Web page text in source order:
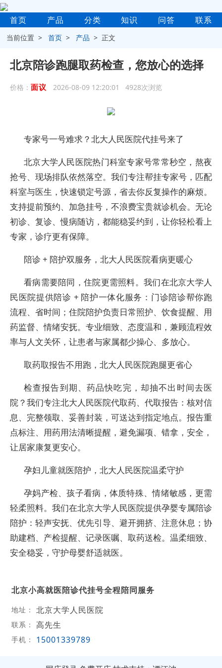
首页 产品 分类 知识 问答 联系
当前位置 >首页 > 产品 > 正文
北京陪诊跑腿取药检查，您放心的选择
价格： 面议 2026-08-09 12:20:01 4928次浏览
专家号一号难求？北大人民医院代挂号来了
北京大学人民医院热门科室专家号常常秒空，熬夜
抢号、现场排队依然落空。我们专注帮挂专家号，匹配
科室与医生，快速锁定号源，省去你反复操作的麻烦。
支持提前预约、加急挂号，不浪费宝贵就诊机会。无论
初诊、复诊、慢病随访，都能稳妥约到，让你轻松看上
专家，诊疗更有保障。
陪诊 + 陪护双服务，北大人民医院看病更暖心
看病需要陪同，住院更需照料。我们在北京大学人
民医院提供陪诊 + 陪护一体化服务：门诊陪诊帮你跑
流程、省时间；住院陪护负责日常照护、饮食提醒、用
药监督、情绪安抚。专业细致、态度温和，兼顾流程效
率与人文关怀，让患者与家属都少操心、多放心。
取药取报告不用跑，北大人民医院跑腿更省心
检查报告到期、药品快吃完，却抽不出时间去医
院？我们专注北大人民医院代取药、代取报告：核对信
息、完整领取、妥善封装，可送达到指定地点。报告重
点标注、用药用法清晰提醒，避免漏项、错拿，安全，
让居家康复更安心。
孕妇儿童就医陪护，北大人民医院温柔守护
孕妈产检、孩子看病，体质特殊、情绪敏感，更需
轻柔照料。我们在北京大学人民医院提供孕婴专属陪诊
陪护：轻声安抚、优先引导、避开拥挤、注意休息；协
助建档、产检提醒、记录医嘱、取药送检。温柔细致、
安全稳妥，守护母婴舒适就医。
北京小高就医陪诊代挂号全程陪同服务
地址： 北京大学人民医院
联系： 高先生
手机： 15001339789